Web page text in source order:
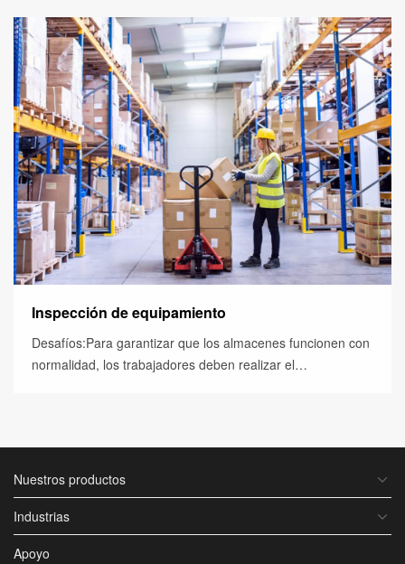
Inspección de equipamiento
Desafíos:Para garantizar que los almacenes funcionen con
normalidad, los trabajadores deben realizar el
Nuestros productos
Industrias
Apoyo